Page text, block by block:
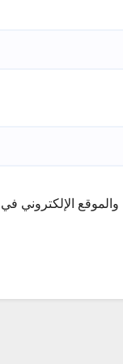
الإلكتروني